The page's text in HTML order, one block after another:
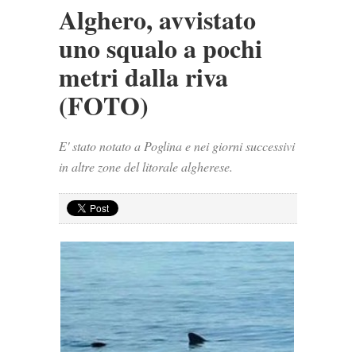
Alghero, avvistato
uno squalo a pochi
metri dalla riva
(FOTO)
E' stato notato a Poglina e nei giorni successivi
in altre zone del litorale algherese.